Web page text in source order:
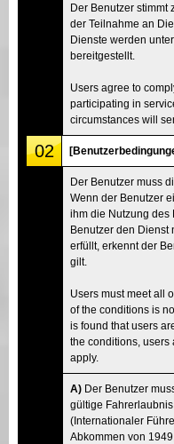
Der Benutzer stimmt
der Teilnahme an
Dienste werden
bereitgestellt.
Users agree to
participating in
circumstances will
02
Der Benutzer muss
Wenn der Benutzer
ihm die Nutzung des
Benutzer den Dienst
erfüllt, erkennt der
gilt.
Users must meet all
of the conditions is
is found that users
the conditions,
apply.
A) Der Benutzer
gültige
(Internationaler
Abkommen von